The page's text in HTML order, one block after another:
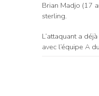
Brian Madjo (17
sterling.
L’attaquant a
avec l’équipe A